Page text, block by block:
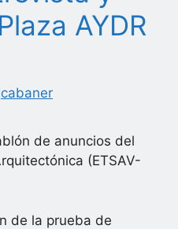
AYDR
de anuncios del
(ETSAV-
de la prueba de